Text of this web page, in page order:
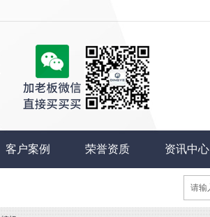
客户案例 荣誉资质 资讯中心